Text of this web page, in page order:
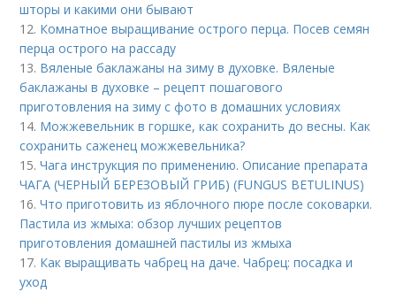
шторы и какими они бывают
12. Комнатное выращивание острого перца. Посев семян
перца острого на рассаду
13. Вяленые баклажаны на зиму в духовке. Вяленые
баклажаны в духовке – рецепт пошагового
приготовления на зиму с фото в домашних условиях
14. Можжевельник в горшке, как сохранить до весны. Как
сохранить саженец можжевельника?
15.Чага инструкция по применению. Описание препарата
ЧАГА (ЧЕРНЫЙ БЕРЕЗОВЫЙ ГРИБ) (FUNGUS BETULINUS)
16.Что приготовить из яблочного пюре после соковарки.
Пастила из жмыха: обзор лучших рецептов
приготовления домашней пастилы из жмыха
17. Как выращивать чабрец на даче. Чабрец: посадка и
уход